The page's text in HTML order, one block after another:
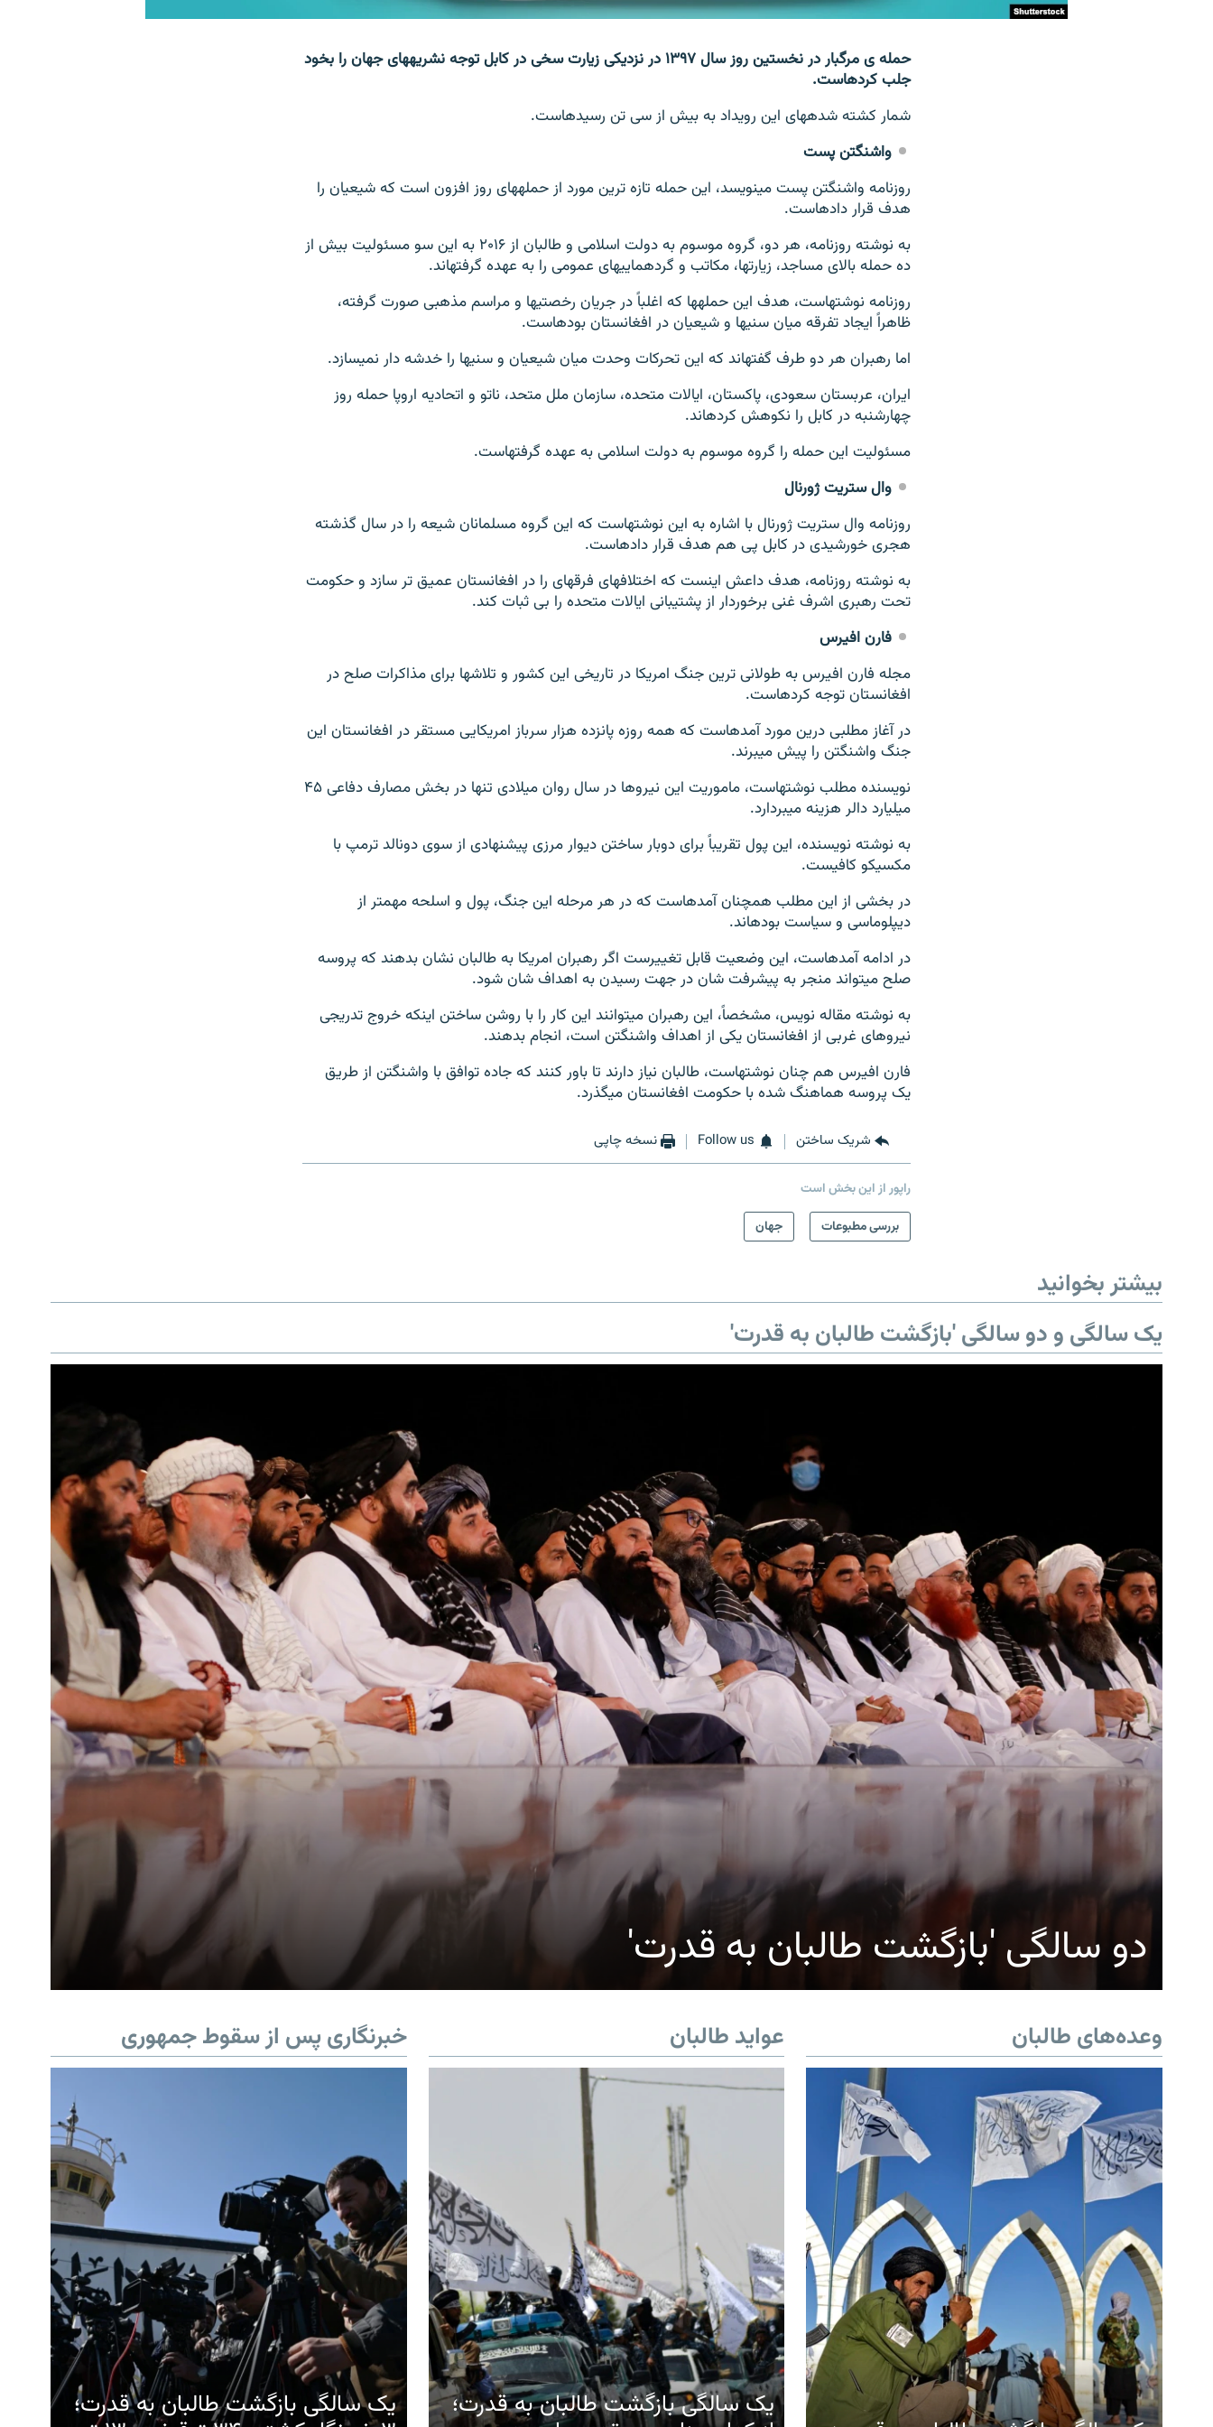
حمله ی مرگبار در نخستین روز سال ۱۳۹۷ در نزدیکی زیارت سخی در کابل توجه نشریه‎های جهان را بخود
جلب کرده‎است.
شمار کشته شده‎های این رویداد به بیش از سی تن رسیده‎است.
واشنگتن پست
روزنامه واشنگتن پست می‎نویسد، این حمله تازه ترین مورد از حمله‎های روز افزون است که شیعیان را
هدف قرار داده‎است.
به نوشته روزنامه، هر دو، گروه موسوم به دولت اسلامی و طالبان از ۲۰۱۶ به این سو مسئولیت بیش از
ده حمله بالای مساجد، زیارت‎ها، مکاتب و گردهمایی‎های عمومی را به عهده گرفته‎اند.
روزنامه نوشته‎است، هدف این حمله‎ها که اغلباً در جریان رخصتی‎ها و مراسم مذهبی صورت گرفته،
ظاهراً ایجاد تفرقه میان سنی‎ها و شیعیان در افغانستان بوده‎است.
اما رهبران هر دو طرف گفته‎اند که این تحرکات وحدت میان شیعیان و سنی‎ها را خدشه دار نمی‎سازد.
ایران، عربستان سعودی، پاکستان، ایالات متحده، سازمان ملل متحد، ناتو و اتحادیه اروپا حمله روز
چهارشنبه در کابل را نکوهش کرده‎اند.
مسئولیت این حمله را گروه موسوم به دولت اسلامی به عهده گرفته‎است.
وال ستریت ژورنال
روزنامه وال ستریت ژورنال با اشاره به این نوشته‎است که این گروه مسلمانان شیعه را در سال گذشته
هجری خورشیدی در کابل پی هم هدف قرار داده‎است.
به نوشته روزنامه، هدف داعش اینست که اختلاف‎های فرقه‎ای را در افغانستان عمیق تر سازد و حکومت
تحت رهبری اشرف غنی برخوردار از پشتیبانی ایالات متحده را بی ثبات کند.
فارن افیرس
مجله فارن افیرس به طولانی ترین جنگ امریکا در تاریخی این کشور و تلاش‎ها برای مذاکرات صلح در
افغانستان توجه کرده‎است.
در آغاز مطلبی درین مورد آمده‎است که همه روزه پانزده هزار سرباز امریکایی مستقر در افغانستان این
جنگ واشنگتن را پیش می‎برند.
نویسنده مطلب نوشته‎است، ماموریت این نیروها در سال روان میلادی تنها در بخش مصارف دفاعی ۴۵
میلیارد دالر هزینه می‎بردارد.
به نوشته نویسنده، این پول تقریباً برای دوبار ساختن دیوار مرزی پیشنهادی از سوی دونالد ترمپ با
مکسیکو کافیست.
در بخشی از این مطلب همچنان آمده‎است که در هر مرحله این جنگ، پول و اسلحه مهمتر از
دیپلوماسی و سیاست بوده‎اند.
در ادامه آمده‎است، این وضعیت قابل تغییرست اگر رهبران امریکا به طالبان نشان بدهند که پروسه
صلح می‎تواند منجر به پیشرفت شان در جهت رسیدن به اهداف شان شود.
به نوشته مقاله نویس، مشخصاً، این رهبران می‎توانند این کار را با روشن ساختن این‎که خروج تدریجی
نیروهای غربی از افغانستان یکی از اهداف واشنگتن است، انجام بدهند.
فارن افیرس هم چنان نوشته‎است، طالبان نیاز دارند تا باور کنند که جاده توافق با واشنگتن از طریق
یک پروسه هماهنگ شده با حکومت افغانستان می‎گذرد.
شریک ساختن Follow us نسخه چاپی
راپور از این بخش است
بررسی مطبوعات
جهان
بیشتر بخوانید
یک سالگی و دو سالگی 'بازگشت طالبان به قدرت'
دو سالگی 'بازگشت طالبان به قدرت'
وعده‌های طالبان عواید طالبان
یک سالگی بازگشت طالبان به قدرت؛
خبرنگاری پس از سقوط جمهوری
یک سالگی بازگشت طالبان به قدرت؛